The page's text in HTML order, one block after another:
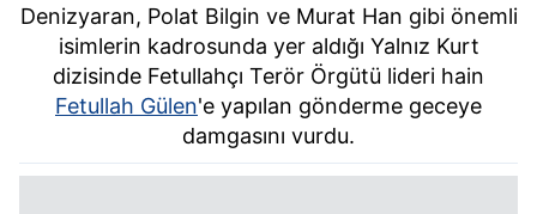
Denizyaran, Polat Bilgin ve Murat Han gibi önemli
isimlerin kadrosunda yer aldığı Yalnız Kurt
dizisinde Fetullahçı Terör Örgütü lideri hain
Fetullah Gülen'e yapılan gönderme geceye
damgasını vurdu.